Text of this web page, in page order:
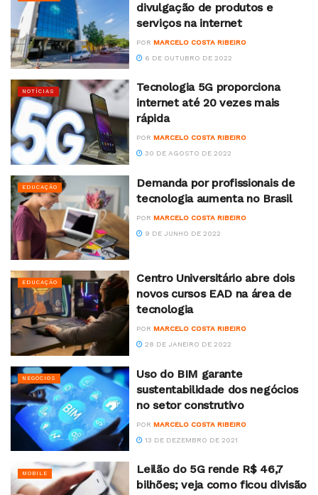
divulgação de produtos e
serviços na internet
POR MARCELO COSTA RIBEIRO
6 DE OUTUBRO DE 2022
NOTÍCIAS
Tecnologia 5G proporciona
internet até 20 vezes mais
rápida
POR MARCELO COSTA RIBEIRO
30 DE AGOSTO DE 2022
EDUCAÇÃO
Demanda por profissionais de
tecnologia aumenta no Brasil
POR MARCELO COSTA RIBEIRO
9 DE JUNHO DE 2022
EDUCAÇÃO
Centro Universitário abre dois
novos cursos EAD na área de
tecnologia
POR MARCELO COSTA RIBEIRO
28 DE JANEIRO DE 2022
NEGÓCIOS
Uso do BIM garante
sustentabilidade dos negócios
no setor construtivo
POR MARCELO COSTA RIBEIRO
13 DE DEZEMBRO DE 2021
MOBILE
Leilão do 5G rende R$ 46,7
bilhões; veja como ficou divisão